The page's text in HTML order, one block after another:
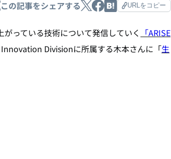
この記事をシェアする URLをコピー
っている技術について発信していく 「ARISE
Divisionに所属する木本さんに「生